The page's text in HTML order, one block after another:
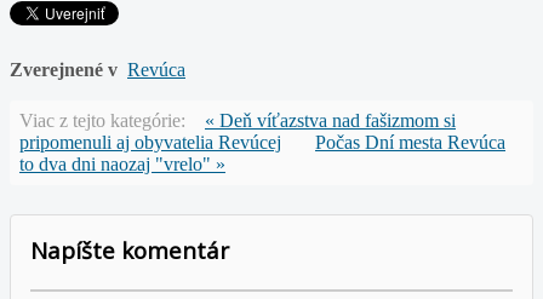
Zverejnené v Revúca
Viac z tejto kategórie:
« Deň víťazstva nad fašizmom si
pripomenuli aj obyvatelia Revúcej
Počas Dní mesta Revúca
to dva dni naozaj "vrelo" »
Napíšte komentár